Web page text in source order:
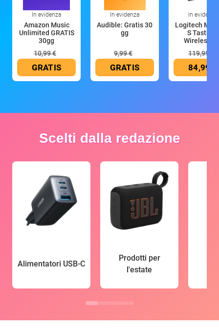
In evidenza
Amazon Music
Unlimited GRATIS
30gg
10,99 €
GRATIS
In evidenza
Audible: Gratis 30
gg
9,99 €
GRATIS
In evidenza
Logitech MX
S Tastiera
Wireless
119,99 €
84,99 €
Scelti dalla redazione
Alimentatori USB-C
Prodotti per
l'estate